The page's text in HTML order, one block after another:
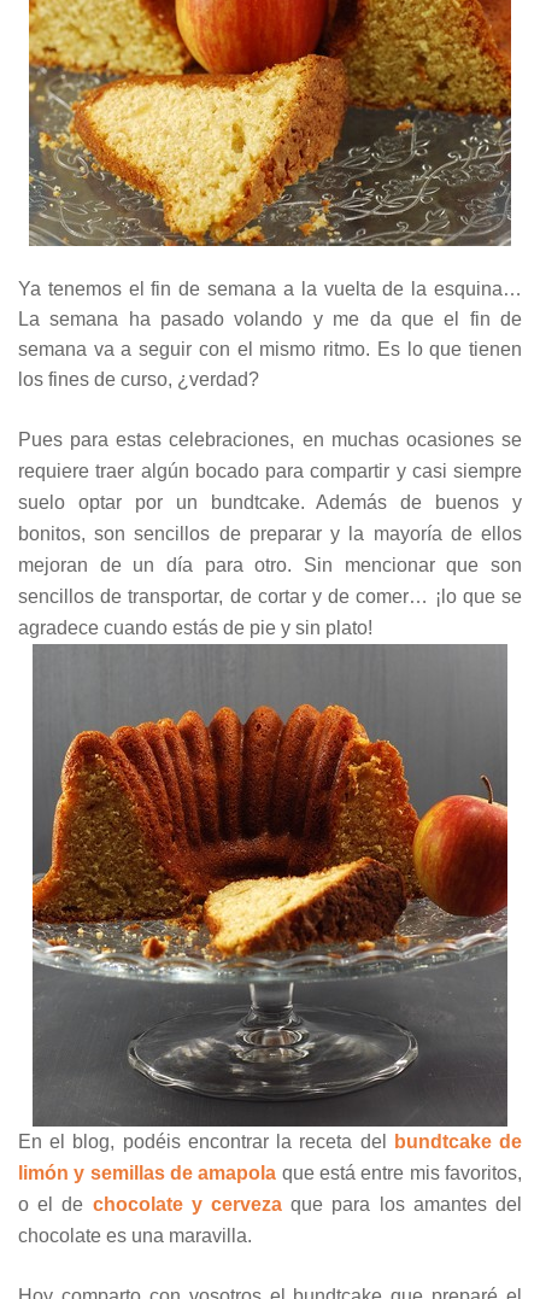
Ya tenemos el fin de semana a la vuelta de la esquina…
La semana ha pasado volando y me da que el fin de
semana va a seguir con el mismo ritmo. Es lo que tienen
los fines de curso, ¿verdad?
Pues para estas celebraciones, en muchas ocasiones se
requiere traer algún bocado para compartir y casi siempre
suelo optar por un bundtcake. Además de buenos y
bonitos, son sencillos de preparar y la mayoría de ellos
mejoran de un día para otro. Sin mencionar que son
sencillos de transportar, de cortar y de comer… ¡lo que se
agradece cuando estás de pie y sin plato!
En el blog, podéis encontrar la receta del
bundtcake de
limón y semillas de amapola que está entre mis favoritos,
o el de chocolate y cerveza que para los amantes del
chocolate es una maravilla.